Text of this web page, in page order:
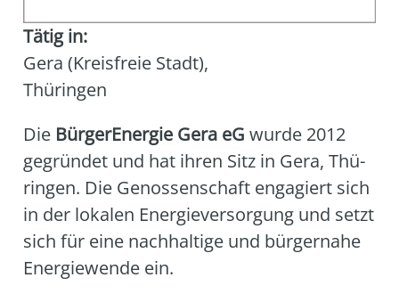
Die Bür­ger­En­er­gie Gera eG wur­de 2012
gegrün­det und hat ihren Sitz in Gera, Thü­
rin­gen. Die Genos­sen­schaft enga­giert sich
in der loka­len Ener­gie­ver­sor­gung und setzt
sich für eine nach­hal­ti­ge und bür­ger­na­he
Ener­gie­wen­de ein.
Tätig in:
Gera (Kreisfreie Stadt),
Thüringen